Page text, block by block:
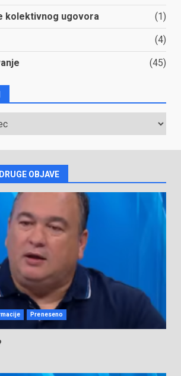
kolektivnog ugovora (1)
(4)
(45)
OBJAVE
Preneseno